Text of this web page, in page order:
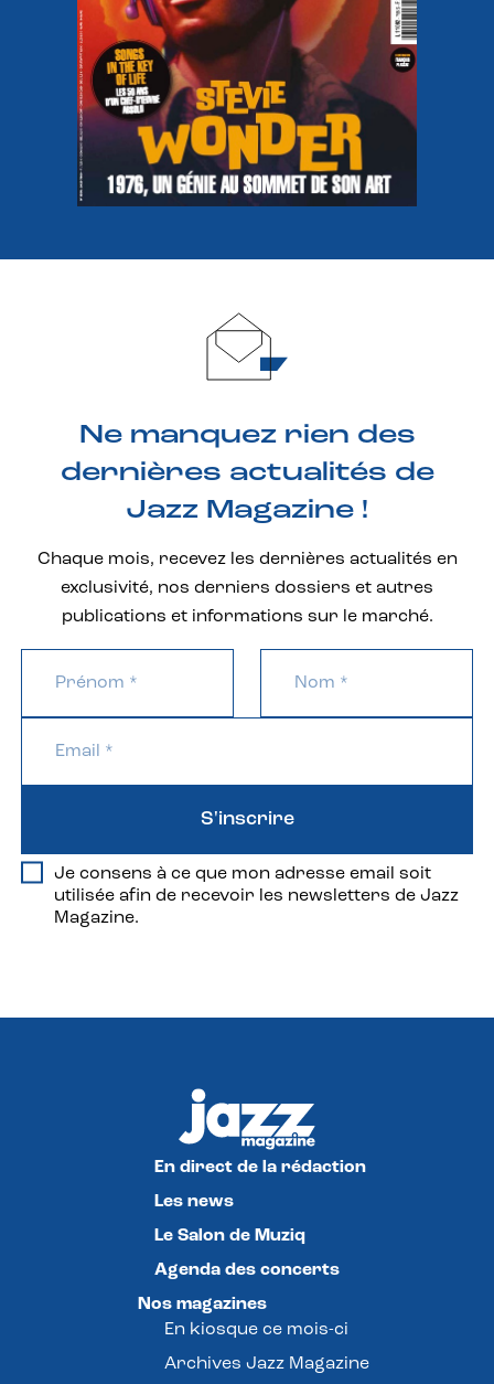
Ne manquez rien des
dernières actualités de
Jazz Magazine !
Chaque mois, recevez les dernières actualités en
exclusivité, nos derniers dossiers et autres
publications et informations sur le marché.
Je consens à ce que mon adresse email soit
utilisée afin de recevoir les newsletters de Jazz
Magazine.
S'inscrire
En direct de la rédaction
Les news
Le Salon de Muziq
Agenda des concerts
Nos magazines
En kiosque ce mois-ci
Archives Jazz Magazine